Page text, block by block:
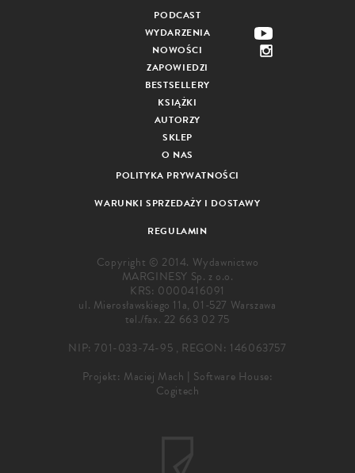
PODCAST
WYDARZENIA
NOWOŚCI
ZAPOWIEDZI
BESTSELLERY
KSIĄŻKI
AUTORZY
SKLEP
O NAS
POLITYKA PRYWATNOŚCI
WARUNKI SPRZEDAŻY I DOSTAWY
REGULAMIN
Copyright © 2014. Wydawnictwo
MARGINESY Sp. z o.o.
KRS: 0000416091
ul. Mierosławskiego 11a, 01-527 Warszawa
tel./fax. 22 663 02 75
NIP: 701-033-74-95 , REGON: 146063757
Projekt: Maciej Mach | Software House:
Cogitech